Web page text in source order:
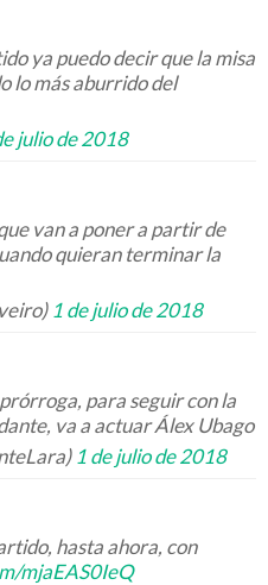
ya puedo decir que la misa
lo más aburrido del
julio de 2018
van a poner a partir de
quieran terminar la
1 de julio de 2018
para seguir con la
va a actuar Álex Ubago
1 de julio de 2018
hasta ahora, con
mjaEAS0IeQ